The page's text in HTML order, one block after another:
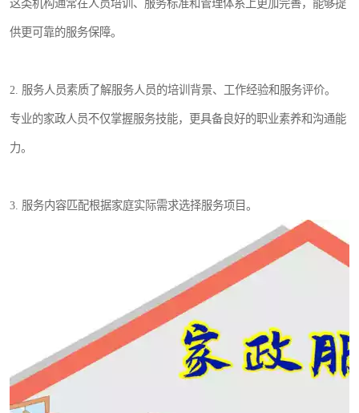
这类机构通常在人员培训、服务标准和管理体系上更加完善，能够提
供更可靠的服务保障。
2. 服务人员素质了解服务人员的培训背景、工作经验和服务评价。
专业的家政人员不仅掌握服务技能，更具备良好的职业素养和沟通能
力。
3. 服务内容匹配根据家庭实际需求选择服务项目。